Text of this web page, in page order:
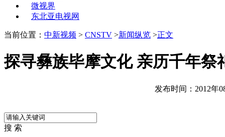
微视界
东北亚电视网
当前位置： 中新视频 > CNSTV >新闻纵览 >正文
探寻彝族毕摩文化 亲历千年祭
发布时间：2012年
搜 索